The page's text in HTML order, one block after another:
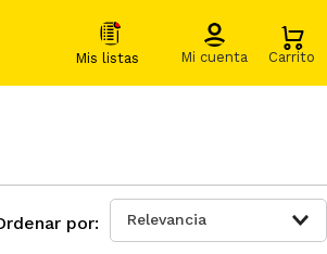
Relevancia